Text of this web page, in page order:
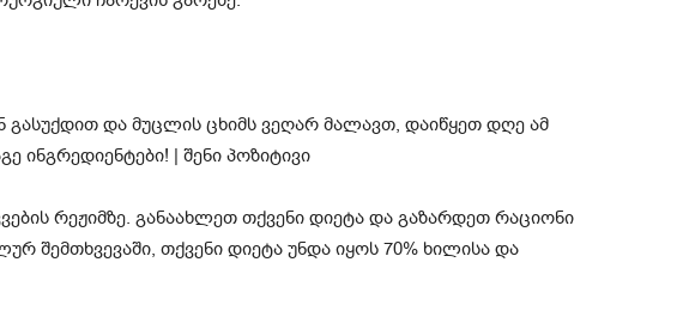
რეჟიმზე. განაახლეთ თქვენი დიეტა და გაზარდეთ რაციონი
შემთხვევაში, თქვენი დიეტა უნდა იყოს 70% ხილისა და